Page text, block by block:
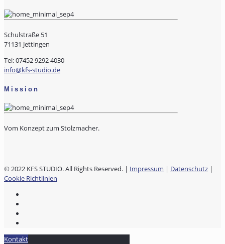
Schulstraße 51
71131 Jettingen
Tel: 07452 9292 4030
info@kfs-studio.de
Mission
Vom Konzept zum Stolzmacher.
© 2022 KFS STUDIO. All Rights Reserved. | Impressum | Datenschutz |
Cookie Richtlinien
Kontakt